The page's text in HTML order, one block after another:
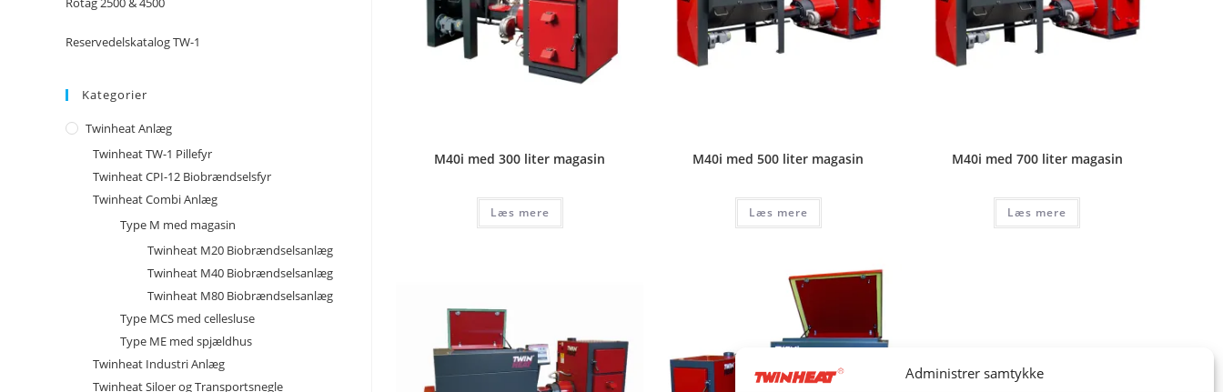
Administrer samtykke
M40i med 300 liter magasin
Læs mere
M40i med 500 liter magasin
Læs mere
M40i med 700 liter magasin
Læs mere
Reservedelskatalog TW-1
Kategorier
Twinheat Anlæg
Twinheat TW-1 Pillefyr
Twinheat CPI-12 Biobrændselsfyr
Twinheat Combi Anlæg
Type M med magasin
Twinheat M20 Biobrændselsanlæg
Twinheat M40 Biobrændselsanlæg
Twinheat M80 Biobrændselsanlæg
Type MCS med cellesluse
Type ME med spjældhus
Twinheat Industri Anlæg
Twinheat Siloer og Transportsnegle